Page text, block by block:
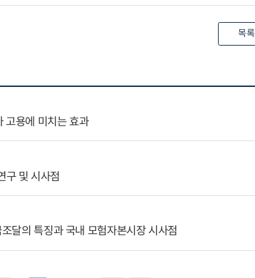
목
고용에 미치는 효과
구 및 시사점
달의 특징과 국내 모험자본시장 시사점